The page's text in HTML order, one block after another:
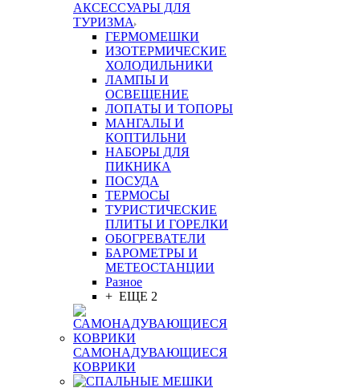
АКСЕССУАРЫ ДЛЯ
ТУРИЗМА
ГЕРМОМЕШКИ
ИЗОТЕРМИЧЕСКИЕ
ХОЛОДИЛЬНИКИ
ЛАМПЫ И
ОСВЕЩЕНИЕ
ЛОПАТЫ И ТОПОРЫ
МАНГАЛЫ И
КОПТИЛЬНИ
НАБОРЫ ДЛЯ
ПИКНИКА
ПОСУДА
ТЕРМОСЫ
ТУРИСТИЧЕСКИЕ
ПЛИТЫ И ГОРЕЛКИ
ОБОГРЕВАТЕЛИ
БАРОМЕТРЫ И
МЕТЕОСТАНЦИИ
Разное
+ ЕЩЕ 2
САМОНАДУВАЮЩИЕСЯ
КОВРИКИ